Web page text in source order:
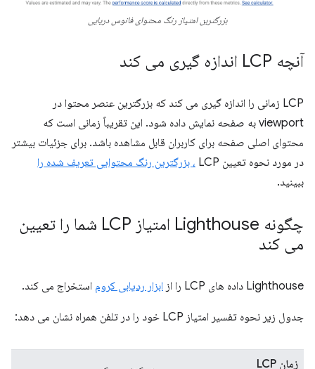
بزرگترین امتیاز رنگ محتوای فانوس دریایی
آنچه LCP اندازه گیری می کند
LCP زمانی را اندازه گیری می کند که بزرگترین عنصر محتوا در
viewport به صفحه نمایش داده شود. این تقریباً زمانی است که
محتوای اصلی صفحه برای کاربران قابل مشاهده باشد. برای جزئیات بیشتر
در مورد نحوه تعیین LCP
، بزرگترین رنگ محتوایی تعریف شده را
ببینید.
چگونه Lighthouse امتیاز LCP شما را تعیین
می کند
Lighthouse داده های LCP را از ابزار ردیابی کروم استخراج می کند.
جدول زیر نحوه تفسیر امتیاز LCP خود را در تلفن همراه نشان می دهد:
زمان LCP